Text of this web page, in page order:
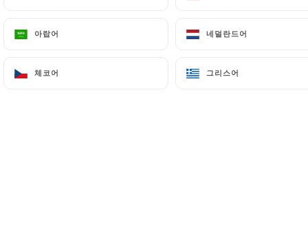
아랍어 네덜란드어
체코어 그리스어
아랍어 네덜란드어
체코어 그리스어